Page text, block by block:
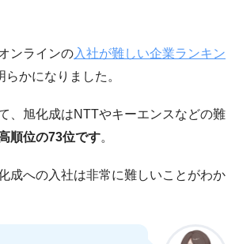
ンラインの入社が難しい企業ランキン
らかになりました。
、旭化成はNTTやキーエンスなどの難
順位の73位です。
成への入社は非常に難しいことがわか